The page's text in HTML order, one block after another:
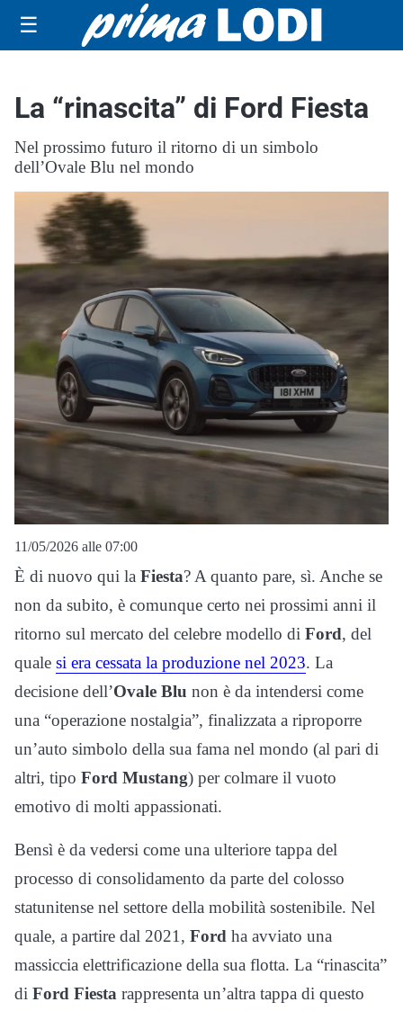
☰
La “rinascita” di Ford Fiesta
Nel prossimo futuro il ritorno di un simbolo
dell’Ovale Blu nel mondo
11/05/2026 alle 07:00
È di nuovo qui la Fiesta? A quanto pare, sì. Anche se
non da subito, è comunque certo nei prossimi anni il
ritorno sul mercato del celebre modello di Ford, del
quale si era cessata la produzione nel 2023. La
decisione dell’Ovale Blu non è da intendersi come
una “operazione nostalgia”, finalizzata a riproporre
un’auto simbolo della sua fama nel mondo (al pari di
altri, tipo Ford Mustang) per colmare il vuoto
emotivo di molti appassionati.
Bensì è da vedersi come una ulteriore tappa del
processo di consolidamento da parte del colosso
statunitense nel settore della mobilità sostenibile. Nel
quale, a partire dal 2021, Ford ha avviato una
massiccia elettrificazione della sua flotta. La “rinascita”
di Ford Fiesta rappresenta un’altra tappa di questo